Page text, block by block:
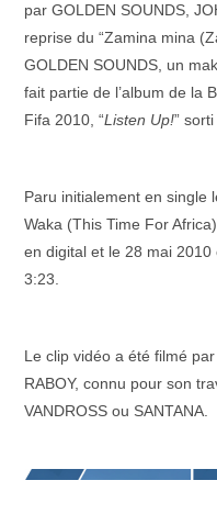
par GOLDEN SOUNDS,
reprise du “Zamina mina
GOLDEN SOUNDS, un
fait partie de l’album de la
Fifa 2010, “Listen Up!”
Paru initialement en single
Waka (This Time For
en digital et le 28 mai
3:23.
Le clip vidéo a été filmé
RABOY, connu pour son
VANDROSS ou SANTANA.